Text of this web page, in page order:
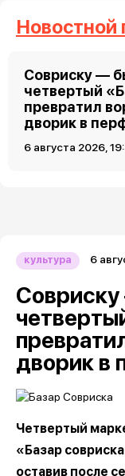
Новостной
Совриску —
четвертый
превратил
дворик в
6 августа 2026,
культура 6
дворик в
Четвертый
«Базар
оставив после